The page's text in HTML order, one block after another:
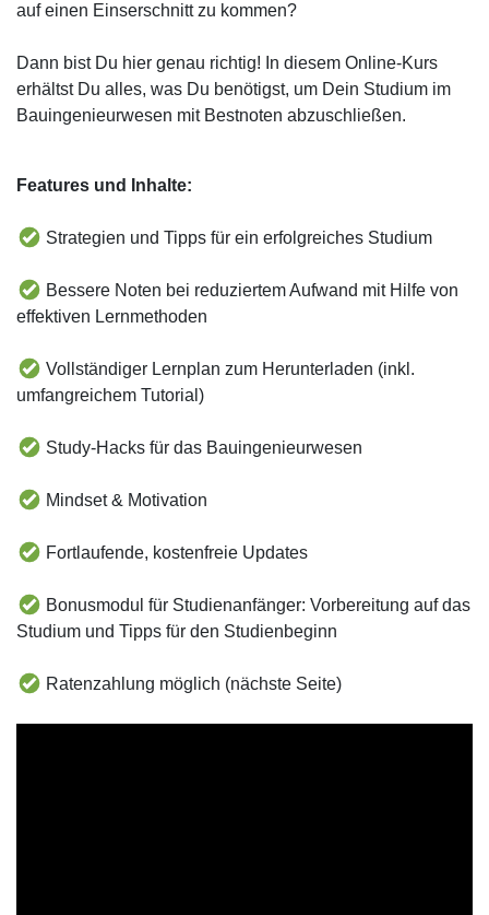
auf einen Einserschnitt zu kommen?
Dann bist Du hier genau richtig! In diesem Online-Kurs
erhältst Du alles, was Du benötigst, um Dein Studium im
Bauingenieurwesen mit Bestnoten abzuschließen.
Features und Inhalte:
Strategien und Tipps für ein erfolgreiches Studium
Bessere Noten bei reduziertem Aufwand mit Hilfe von
effektiven Lernmethoden
Vollständiger Lernplan zum Herunterladen (inkl.
umfangreichem Tutorial)
Study-Hacks für das Bauingenieurwesen
Mindset & Motivation
Fortlaufende, kostenfreie Updates
Bonusmodul für Studienanfänger: Vorbereitung auf das
Studium und Tipps für den Studienbeginn
Ratenzahlung möglich (nächste Seite)